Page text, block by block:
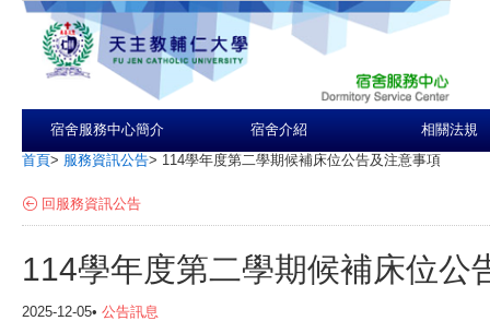
宿舍服務中心簡介 宿舍介紹 相關法規
首頁> 服務資訊公告> 114學年度第二學期候補床位公告及注意事項
回服務資訊公告
114學年度第二學期候補床位公
2025-12-05• 公告訊息